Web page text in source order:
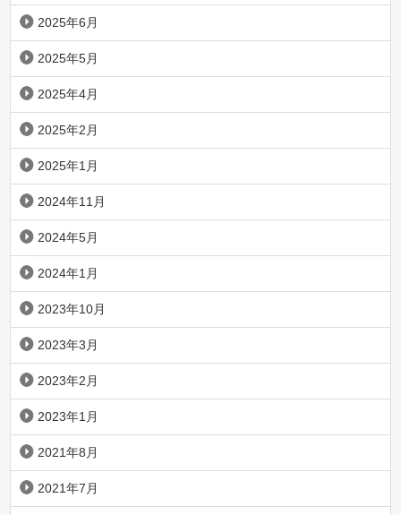
2025年6月
2025年5月
2025年4月
2025年2月
2025年1月
2024年11月
2024年5月
2024年1月
2023年10月
2023年3月
2023年2月
2023年1月
2021年8月
2021年7月